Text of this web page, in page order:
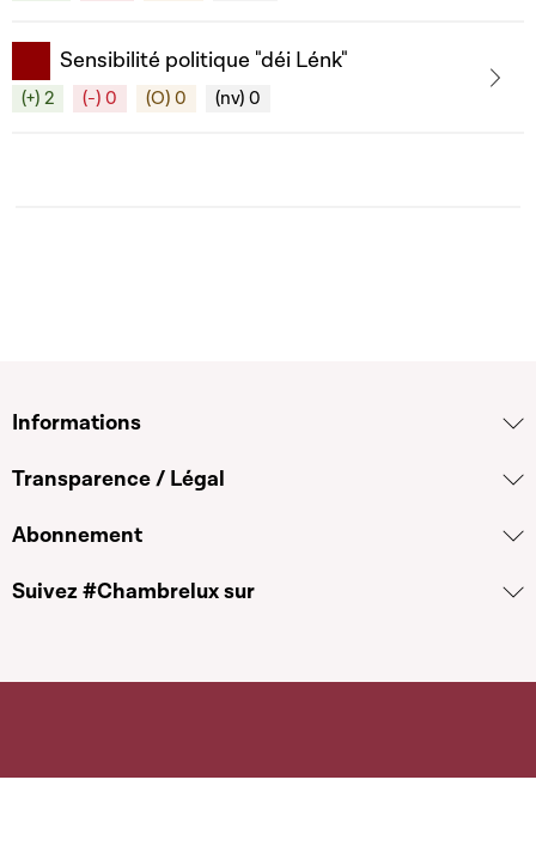
Sensibilité politique "déi Lénk"
(+) 2 (-) 0 (O) 0 (nv) 0
Informations
Transparence / Légal
Abonnement
Suivez #Chambrelux sur